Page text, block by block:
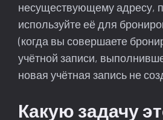
несуществующему адресу,
используйте её для
(когда вы совершаете
учётной записи,
новая учётная запись не
Какую задачу